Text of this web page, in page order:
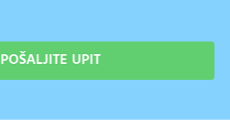
POŠALJITE UPIT